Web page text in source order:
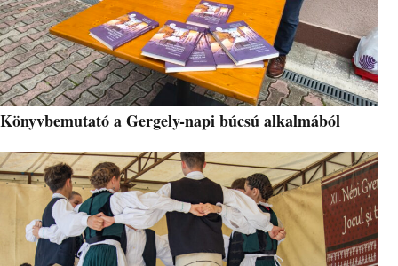
Könyvbemutató a Gergely-napi búcsú alkalmából